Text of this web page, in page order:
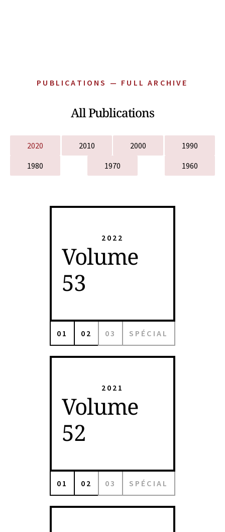
PUBLICATIONS — FULL ARCHIVE
All Publications
2020 2010 2000
1990
1980
1970 1960
2022
Volume
53
01 02 03 SPÉCIAL
2021
Volume
52
01 02 03 SPÉCIAL